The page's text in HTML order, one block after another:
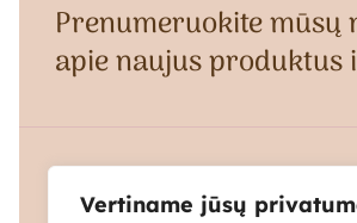
Vertiname jūsų
Prenumeruokite
apie naujus